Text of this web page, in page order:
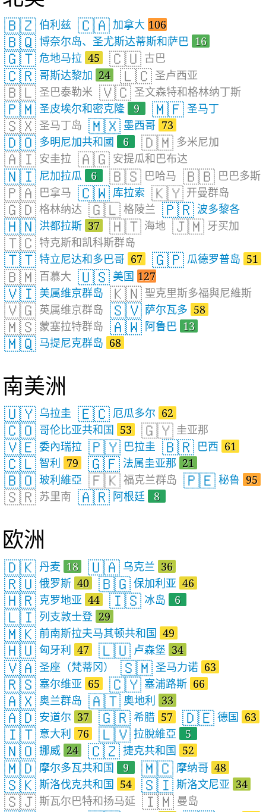
🇧🇿 伯利兹 🇨🇦 加拿大 106
🇧🇶 博奈尔岛、圣尤斯达蒂斯和萨巴 16
🇬🇹 危地马拉 45 🇨🇺 古巴
🇨🇷 哥斯达黎加 24 🇱🇨 圣卢西亚
🇧🇱 圣巴泰勒米 🇻🇨 圣文森特和格林纳丁斯
🇵🇲 圣皮埃尔和密克隆 9 🇲🇫 圣马丁
🇸🇽 圣马丁岛 🇲🇽 墨西哥 73
🇩🇴 多明尼加共和國 6 🇩🇲 多米尼加
🇦🇮 安圭拉 🇦🇬 安提瓜和巴布达
🇳🇮 尼加拉瓜 6 🇧🇸 巴哈马 🇧🇧 巴巴多斯
🇵🇦 巴拿马 🇨🇼 库拉索 🇰🇾 开曼群岛
🇬🇩 格林纳达 🇬🇱 格陵兰 🇵🇷 波多黎各
🇭🇳 洪都拉斯 37 🇭🇹 海地 🇯🇲 牙买加
🇹🇨 特克斯和凯科斯群岛
🇹🇹 特立尼达和多巴哥 67 🇬🇵 瓜德罗普岛 51
🇧🇲 百慕大 🇺🇸 美国 127
🇻🇮 美属维京群岛 🇰🇳 聖克里斯多福與尼維斯
🇻🇬 英属维京群岛 🇸🇻 萨尔瓦多 58
🇲🇸 蒙塞拉特群岛 🇦🇼 阿鲁巴 13
🇲🇶 马提尼克群岛 68
南美洲
🇺🇾 乌拉圭 🇪🇨 厄瓜多尔 62
🇨🇴 哥伦比亚共和国 53 🇬🇾 圭亚那
🇻🇪 委內瑞拉 🇵🇾 巴拉圭 🇧🇷 巴西 61
🇨🇱 智利 79 🇬🇫 法属圭亚那 21
🇧🇴 玻利維亞 🇫🇰 福克兰群岛 🇵🇪 秘鲁 95
🇸🇷 苏里南 🇦🇷 阿根廷 8
欧洲
🇩🇰 丹麦 18 🇺🇦 乌克兰 36
🇷🇺 俄罗斯 40 🇧🇬 保加利亚 46
🇭🇷 克罗地亚 44 🇮🇸 冰岛 6
🇱🇮 列支敦士登 29
🇲🇰 前南斯拉夫马其顿共和国 49
🇭🇺 匈牙利 47 🇱🇺 卢森堡 34
🇻🇦 圣座（梵蒂冈） 🇸🇲 圣马力诺 63
🇷🇸 塞尔维亚 65 🇨🇾 塞浦路斯 66
🇦🇽 奥兰群岛 🇦🇹 奥地利 33
🇦🇩 安道尔 37 🇬🇷 希腊 57 🇩🇪 德国 63
🇮🇹 意大利 76 🇱🇻 拉脫維亞 5
🇳🇴 挪威 24 🇨🇿 捷克共和国 52
🇲🇩 摩尔多瓦共和国 9 🇲🇨 摩纳哥 48
🇸🇰 斯洛伐克共和国 54 🇸🇮 斯洛文尼亚 34
🇸🇯 斯瓦尔巴特和扬马延 🇮🇲 曼岛